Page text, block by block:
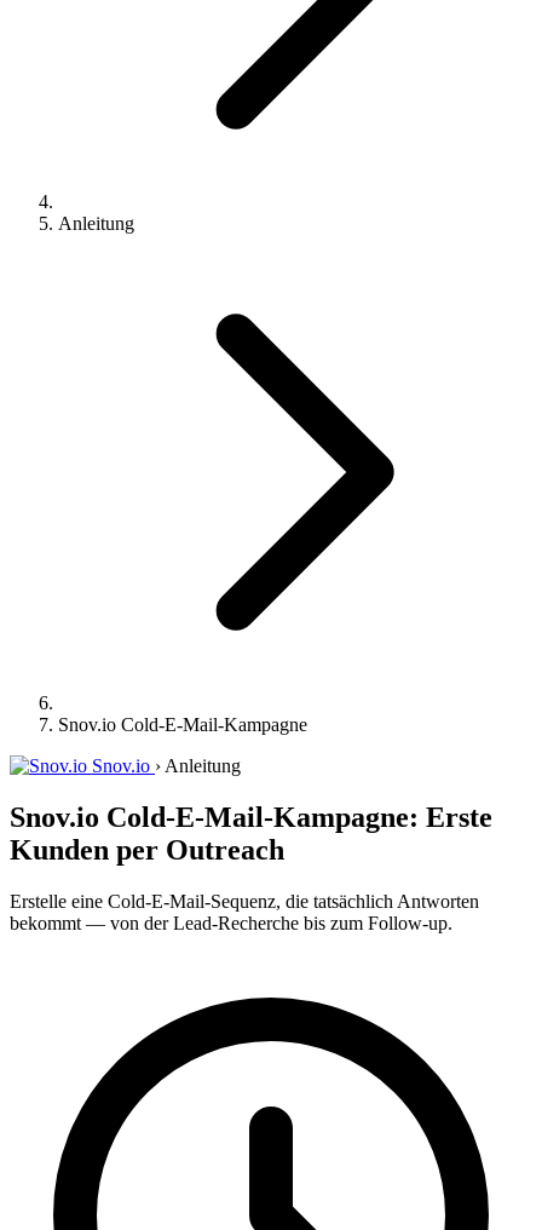
Anleitung
Snov.io Cold-E-Mail-Kampagne
Snov.io ›Anleitung
Snov.io Cold-E-Mail-Kampagne: Erste
Kunden per Outreach
Erstelle eine Cold-E-Mail-Sequenz, die tatsächlich Antworten
bekommt — von der Lead-Recherche bis zum Follow-up.